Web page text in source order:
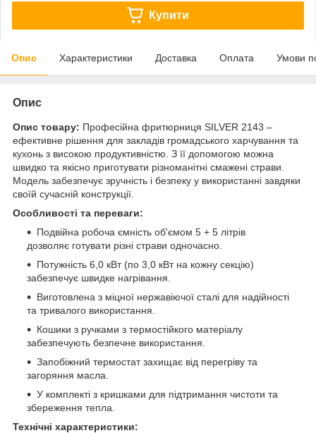
Купити
Опис Характеристики Доставка Оплата Умови
Опис
Опис товару: Професійна фритюрниця SILVER 2143 –
ефективне рішення для закладів громадського харчування та
кухонь з високою продуктивністю. З її допомогою можна
швидко та якісно приготувати різноманітні смажені страви.
Модель забезпечує зручність і безпеку у використанні завдяки
своїй сучасній конструкції.
Особливості та переваги:
Подвійна робоча ємність об'ємом 5 + 5 літрів
дозволяє готувати різні страви одночасно.
Потужність 6,0 кВт (по 3,0 кВт на кожну секцію)
забезпечує швидке нагрівання.
Виготовлена з міцної нержавіючої сталі для надійності
та тривалого використання.
Кошики з ручками з термостійкого матеріалу
забезпечують безпечне використання.
Запобіжний термостат захищає від перегріву та
загоряння масла.
У комплекті з кришками для підтримання чистоти та
збереження тепла.
Технічні характеристики: